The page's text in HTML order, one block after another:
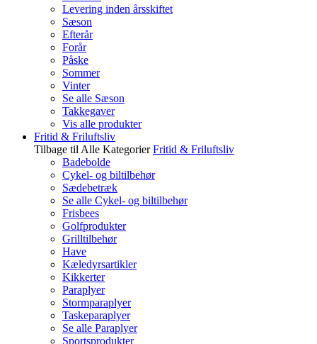
Levering inden årsskiftet
Sæson
Efterår
Forår
Påske
Sommer
Vinter
Se alle Sæson
Takkegaver
Vis alle produkter
Fritid & Friluftsliv
Tilbage til Alle Kategorier Fritid & Friluftsliv
Badebolde
Cykel- og biltilbehør
Sædebetræk
Se alle Cykel- og biltilbehør
Frisbees
Golfprodukter
Grilltilbehør
Have
Kæledyrsartikler
Kikkerter
Paraplyer
Stormparaplyer
Taskeparaplyer
Se alle Paraplyer
Sportsprodukter